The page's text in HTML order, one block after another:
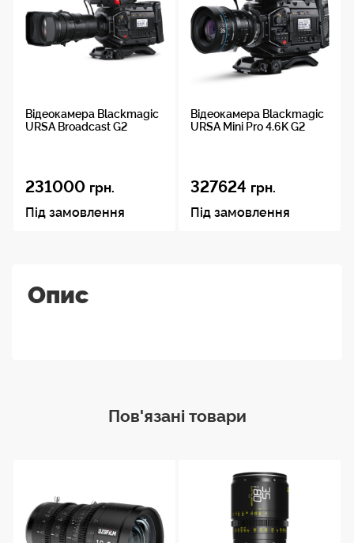
Відеокамера Blackmagic
URSA Broadcast G2
231000 грн.
Під замовлення
Відеокамера Blackmagic
URSA Mini Pro 4.6K G2
327624 грн.
Під замовлення
Опис
Пов'язані товари